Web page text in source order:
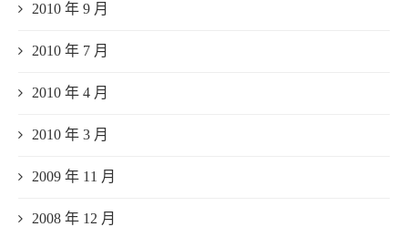
2010 年 9 月
2010 年 7 月
2010 年 4 月
2010 年 3 月
2009 年 11 月
2008 年 12 月